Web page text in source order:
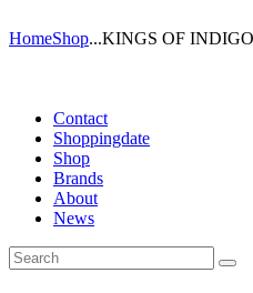
HomeShop...KINGS OF INDIGO
Contact
Shoppingdate
Shop
Brands
About
News